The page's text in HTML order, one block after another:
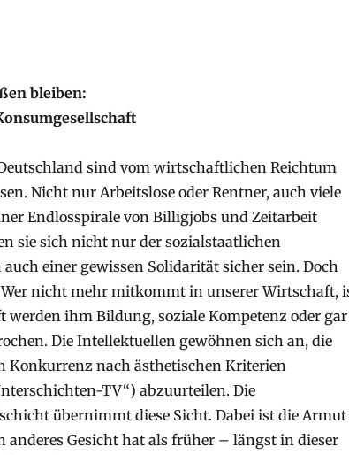
bleiben:
sind vom wirtschaftlichen Reichtum
Nicht nur Arbeitslose oder Rentner, auch viele
Endlosspirale von Billigjobs und Zeitarbeit
sie sich nicht nur der sozialstaatlichen
einer gewissen Solidarität sicher sein. Doch
nicht mehr mitkommt in unserer Wirtschaft,
werden ihm Bildung, soziale Kompetenz oder gar
Die Intellektuellen gewöhnen sich an, die
Konkurrenz nach ästhetischen Kriterien
TV“) abzuurteilen. Die
übernimmt diese Sicht. Dabei ist die Armut
anderes Gesicht hat als früher – längst in dieser